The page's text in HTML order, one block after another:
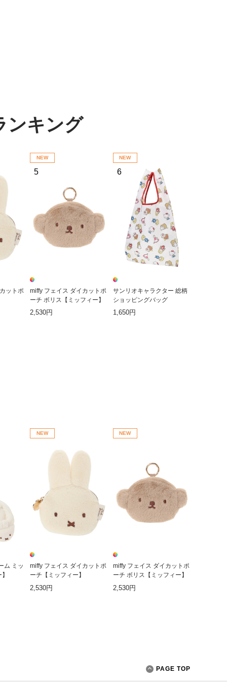
ンキング
ットポ
NEW
5
miffy フェイス ダイカットポ
ーチ ボリス【ミッフィー】
2,530円
NEW
6
サンリオキャラクター 総柄
ショッピングバッグ
1,650円
ム ミッ
NEW
miffy フェイス ダイカットポ
ーチ【ミッフィー】
2,530円
NEW
miffy フェイス ダイカットポ
ーチ ボリス【ミッフィー】
2,530円
PAGE TOP